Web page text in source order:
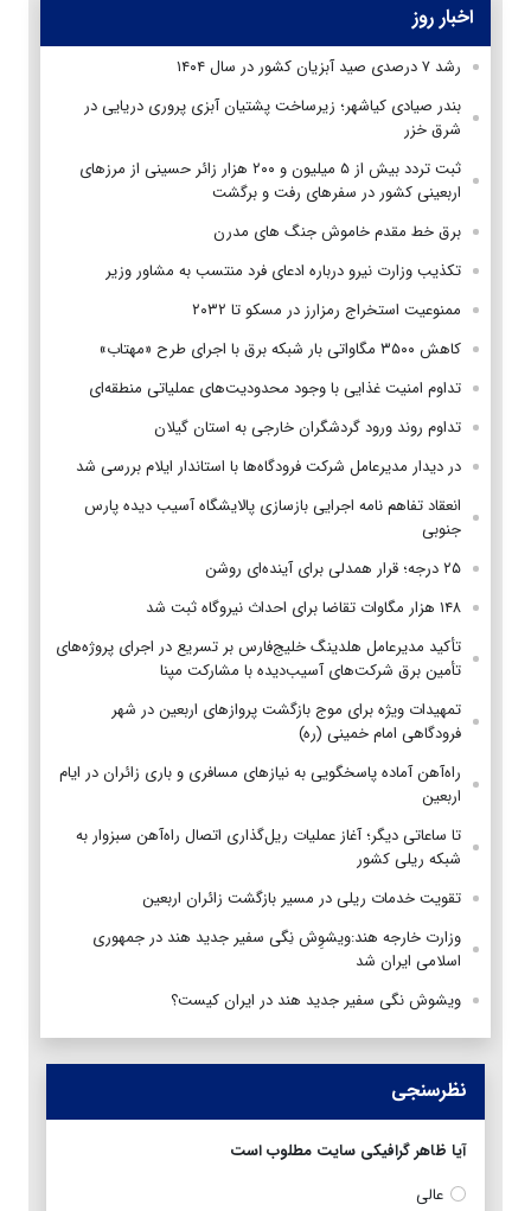
اخبار روز
رشد ۷ درصدی صید آبزیان کشور در سال ۱۴۰۴
بندر صیادی کیاشهر؛ زیرساخت پشتیان آبزی پروری دریایی در
شرق خزر
ثبت تردد بیش از ۵ میلیون و ۲۰۰ هزار زائر حسینی از مرزهای
اربعینی کشور در سفرهای رفت و برگشت
برق خط مقدم خاموش جنگ های مدرن
تکذیب وزارت نیرو درباره ادعای فرد منتسب به مشاور وزیر
ممنوعیت استخراج رمزارز در مسکو تا ۲۰۳۲
کاهش ۳۵۰۰ مگاواتی بار شبکه برق با اجرای طرح «مهتاب»
تداوم امنیت غذایی با وجود محدودیت‌های عملیاتی منطقه‌ای
تداوم روند ورود گردشگران خارجی به استان گیلان
در دیدار مدیرعامل شرکت فرودگاه‌ها با استاندار ایلام بررسی شد
انعقاد تفاهم نامه اجرایی بازسازی پالایشگاه آسیب دیده پارس
جنوبی
۲۵ درجه؛ قرار همدلی برای آینده‌ای روشن
۱۴۸ هزار مگاوات تقاضا برای احداث نیروگاه ثبت شد
تأکید مدیرعامل هلدینگ خلیج‌فارس بر تسریع در اجرای پروژه‌های
تأمین برق شرکت‌های آسیب‌دیده با مشارکت مپنا
تمهیدات ویژه برای موج بازگشت پروازهای اربعین در شهر
فرودگاهی امام خمینی (ره)
راه‌آهن آماده پاسخگویی به نیازهای مسافری و باری زائران در ایام
اربعین
تا ساعاتی دیگر؛ آغاز عملیات ریل‌گذاری اتصال راه‌آهن سبزوار به
شبکه ریلی کشور
تقویت خدمات ریلی در مسیر بازگشت زائران اربعین
وزارت خارجه هند:ویشوِش نِگی سفیر جدید هند در جمهوری
اسلامی ایران شد
ویشوش نگی سفیر جدید هند در ایران کیست؟
نظرسنجی
آیا ظاهر گرافیکی سایت مطلوب است
عالی